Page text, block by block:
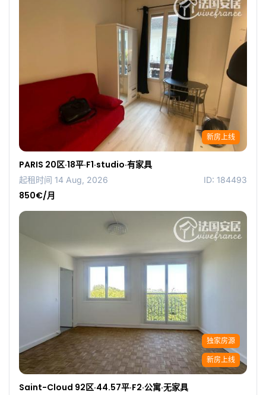
新房上线
PARIS 20区·18平·F1·studio·有家具
起租时间 14 Aug, 2026 ID: 184493
850€/月
独家房源
新房上线
Saint-Cloud 92区·44.57平·F2·公寓·无家具